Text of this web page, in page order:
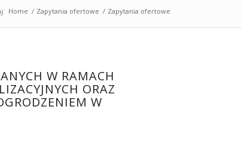
Home / Zapytania ofertowe / Zapytania ofertowe
W RAMACH
ORAZ
W